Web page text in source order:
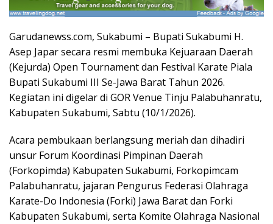
Garudanewss.com, Sukabumi – Bupati Sukabumi H.
Asep Japar secara resmi membuka Kejuaraan Daerah
(Kejurda) Open Tournament dan Festival Karate Piala
Bupati Sukabumi III Se-Jawa Barat Tahun 2026.
Kegiatan ini digelar di GOR Venue Tinju Palabuhanratu,
Kabupaten Sukabumi, Sabtu (10/1/2026).
Acara pembukaan berlangsung meriah dan dihadiri
unsur Forum Koordinasi Pimpinan Daerah
(Forkopimda) Kabupaten Sukabumi, Forkopimcam
Palabuhanratu, jajaran Pengurus Federasi Olahraga
Karate-Do Indonesia (Forki) Jawa Barat dan Forki
Kabupaten Sukabumi, serta Komite Olahraga Nasional